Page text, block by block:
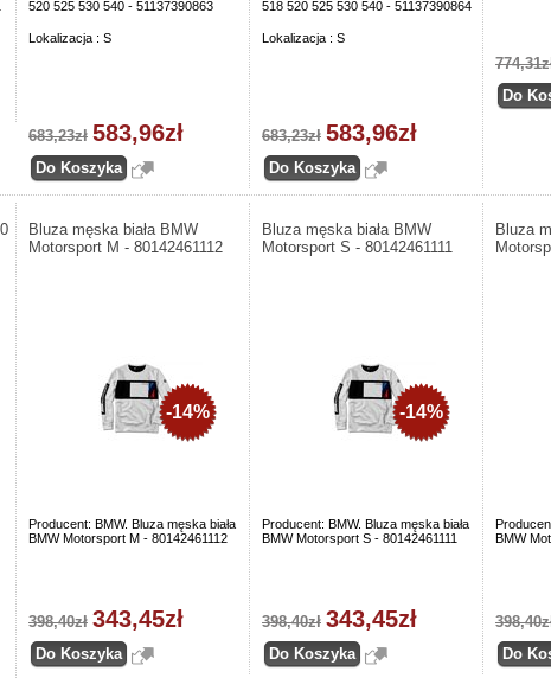
520 525 530 540 - 51137390863
Lokalizacja : S
683,23zł 583,96zł
518 520 525 530 540 - 51137390864
Lokalizacja : S
683,23zł 583,96zł
Bluza męska biała BMW
Motorsport M - 80142461112
Producent: BMW. Bluza męska biała
BMW Motorsport M - 80142461112
-14%
398,40zł 343,45zł
Bluza męska biała BMW
Motorsport S - 80142461111
Producent: BMW. Bluza męska biała
BMW Motorsport S - 80142461111
-14%
398,40zł 343,45zł
Bluza
BMW